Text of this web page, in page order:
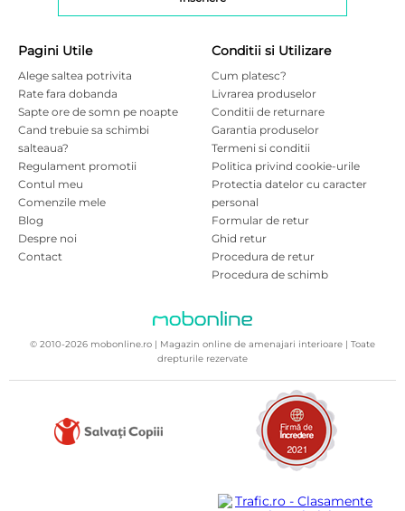
Pagini Utile
Alege saltea potrivita
Rate fara dobanda
Sapte ore de somn pe noapte
Cand trebuie sa schimbi
salteaua?
Regulament promotii
Contul meu
Comenzile mele
Blog
Despre noi
Contact
Conditii si Utilizare
Cum platesc?
Livrarea produselor
Conditii de returnare
Garantia produselor
Termeni si conditii
Politica privind cookie-urile
Protectia datelor cu caracter
personal
Formular de retur
Ghid retur
Procedura de retur
Procedura de schimb
© 2010-2026 mobonline.ro | Magazin online de amenajari interioare | Toate
drepturile rezervate